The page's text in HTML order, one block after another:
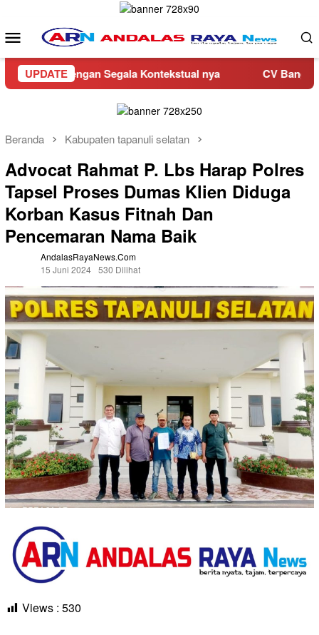
konten
Menu
Mobile
UPDATE
Dengan Segala Kontekstual nya CV Bangunan
Beranda Kabupaten tapanuli selatan
Advocat Rahmat P. Lbs Harap Polres
Tapsel Proses Dumas Klien Diduga
Korban Kasus Fitnah Dan
Pencemaran Nama Baik
AndalasRayaNews.com
15 Juni 2024 530 Dilihat
Views : 530